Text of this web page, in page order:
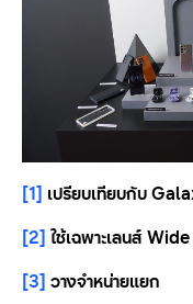
[1] เปรียบเทียบกับ
[2] ใช้เฉพาะเลนส์ Wide
[3] วางจำหน่ายแยก